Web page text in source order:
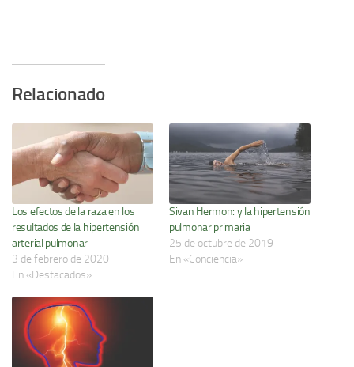
Relacionado
Los efectos de la raza en los
resultados de la hipertensión
arterial pulmonar
3 de febrero de 2020
En «Destacados»
Sivan Hermon: y la hipertensión
pulmonar primaria
25 de octubre de 2019
En «Conciencia»